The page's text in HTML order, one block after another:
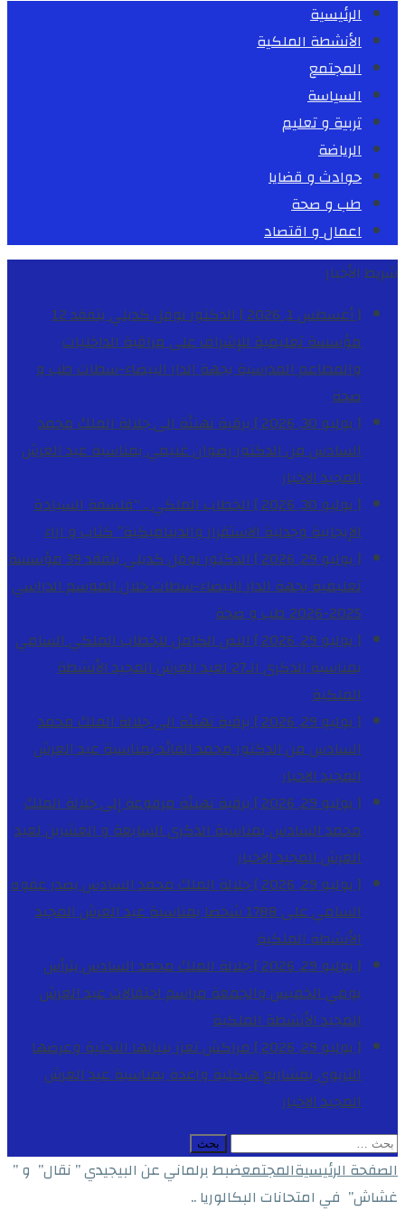
الرئيسية
الأنشطة الملكية
المجتمع
السياسة
تربية و تعليم
الرياضة
حوادث و قضايا
طب و صحة
اعمال و اقتصاد
شريط الأخبار
[ أغسطس 1, 2026 ]
الدكتور نوفل كديلي يتفقد 12
مؤسسة تعليمية للإشراف على مراقبة الداخليات
والمطاعم المدرسية بجهة الدار البيضاء-سطاتطب و
صحة
[ يوليو 30, 2026 ]
برقية تهنئة الى جلالة الملك محمد
السادس من الدكتور رضوان غنيمي بمناسبة عيد العرش
المجيدالاخبار
[ يوليو 30, 2026 ]
الخطاب الملكي .. “فلسفة السيادة
الإيجابية وجدلية الاستقرار والديناميكية”كتاب و اراء
[ يوليو 29, 2026 ]
الدكتور نوفل كديلي يتفقد 39 مؤسسة
تعليمية بجهة الدار البيضاء-سطات خلال الموسم الدراسي
2025-2026
طب و صحة
[ يوليو 29, 2026 ]
النص الكامل للخطاب الملكي السامي
بمناسبة الذكرى الـ27 لعيد العرش المجيد
الأنشطة
الملكية
[ يوليو 29, 2026 ]
برقية تهنئة الى جلالة الملك محمد
السادس من الدكتور محمد الفائد بمناسبة عيد العرش
المجيدالاخبار
[ يوليو 29, 2026 ]
برقية تهنئة مرفوعة إلى جلالة الملك
محمد السادس بمناسبة الذكرى السابعة و العشرين لعيد
العرش المجيدالاخبار
[ يوليو 29, 2026 ]
جلالة الملك محمد السادس يصدر عفوه
السامي على 1788 شخصا بمناسبة عيد العرش المجيد
الأنشطة الملكية
[ يوليو 29, 2026 ]
جلالة الملك محمد السادس يترأس
يومي الخميس والجمعة مراسم احتفالات عيد العرش
المجيدالأنشطة الملكية
[ يوليو 29, 2026 ]
مراكش تعزز بنياتها التحتية وعرضها
التربوي بمشاريع هيكلية واعدة بمناسبة عيد العرش
المجيدالاخبار
البحث
عن:
الصفحة الرئيسيةالمجتمعضبط برلماني عن البيجيدي ” نقال” و ”
غشاش” في امتحانات البكالوريا ..